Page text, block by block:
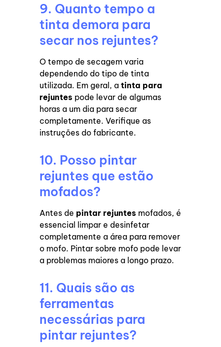
9. Quanto tempo a
tinta demora para
secar nos rejuntes?
O tempo de secagem varia
dependendo do tipo de tinta
utilizada. Em geral, atinta para
rejuntes pode levar de algumas
horas a um dia para secar
completamente. Verifique as
instruções do fabricante.
10. Posso pintar
rejuntes que estão
mofados?
Antes de pintar rejuntes mofados, é
essencial limpar e desinfetar
completamente a área para remover
o mofo. Pintar sobre mofo pode levar
a problemas maiores a longo prazo.
11. Quais são as
ferramentas
necessárias para
pintar rejuntes?